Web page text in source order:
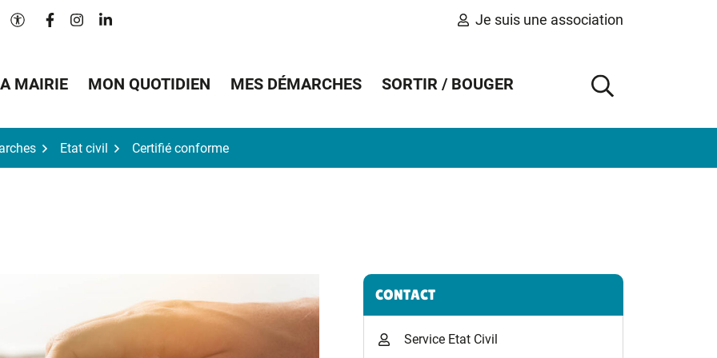
Paramètres d'accessibilité
Lien vers le compte Facebook
Lien vers le compte Instagram
Lien vers le compte Linkedin Je suis une association
MAIRIE MON QUOTIDIEN MES DÉMARCHES SORTIR / BOUGER
AFFICHER
Etat civil Certifié conforme
Informations complémentaires
CONTACT
Service Etat Civil